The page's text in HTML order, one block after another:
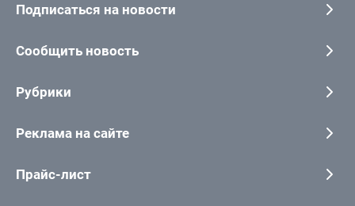
Подписаться на новости
Сообщить новость
Рубрики
Реклама на сайте
Прайс-лист